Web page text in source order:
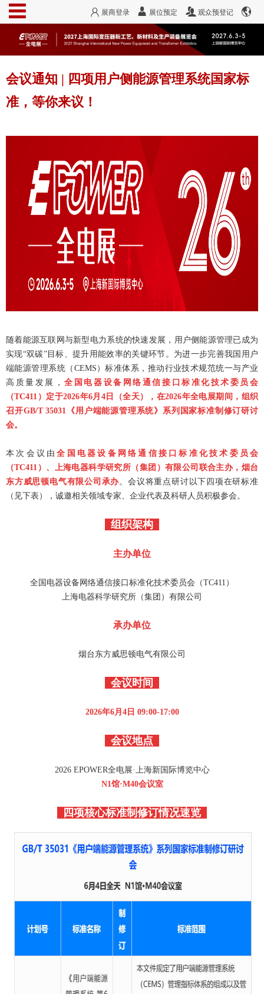
展商登录 展位预定 观众预登记
会议通知 | 四项用户侧能源管理系统国家标
准，等你来议！
随着能源互联网与新型电力系统的快速发展，用户侧能源管理已成为
实现“双碳”目标、提升用能效率的关键环节。为进一步完善我国用户
端能源管理系统（CEMS）标准体系，推动行业技术规范统一与产业
高质量发展，全国电器设备网络通信接口标准化技术委员会
（TC411）定于2026年6月4日（全天），在2026年全电展期间，组织
召开GB/T 35031《用户端能源管理系统》系列国家标准制修订研讨
会。
本次会议由全国电器设备网络通信接口标准化技术委员会
（TC411）、上海电器科学研究所（集团）有限公司联合主办，烟台
东方威思顿电气有限公司承办。会议将重点研讨以下四项在研标准
（见下表），诚邀相关领域专家、企业代表及科研人员积极参会。
组织架构
主办单位
全国电器设备网络通信接口标准化技术委员会（TC411）
上海电器科学研究所（集团）有限公司
承办单位
烟台东方威思顿电气有限公司
会议时间
2026年6月4日 09:00-17:00
会议地点
2026 EPOWER全电展·上海新国际博览中心
N1馆·M40会议室
四项核心标准制修订情况速览